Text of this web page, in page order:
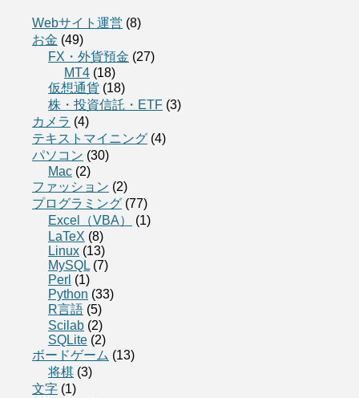
Webサイト運営 (8)
お金 (49)
FX・外貨預金 (27)
MT4 (18)
仮想通貨 (18)
株・投資信託・ETF (3)
カメラ (4)
テキストマイニング (4)
パソコン (30)
Mac (2)
ファッション (2)
プログラミング (77)
Excel（VBA）
(1)
LaTeX (8)
Linux (13)
MySQL (7)
Perl (1)
Python (33)
R言語 (5)
Scilab (2)
SQLite (2)
ボードゲーム (13)
将棋 (3)
文字 (1)